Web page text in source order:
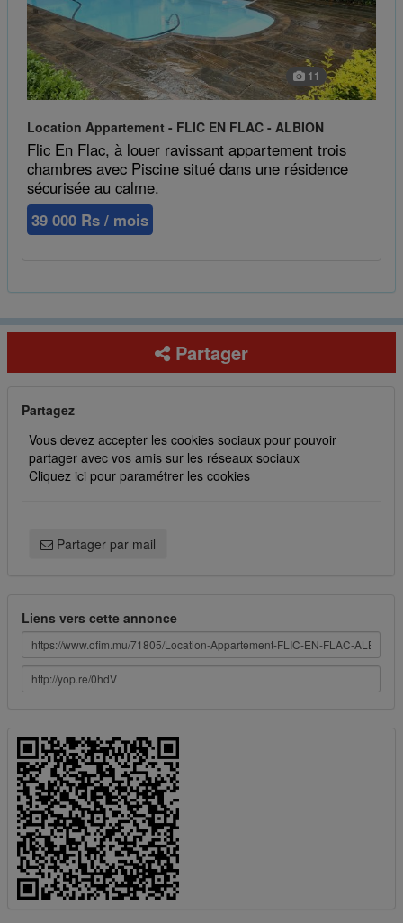
11
Location Appartement - FLIC EN FLAC - ALBION
Flic En Flac, à louer ravissant appartement trois
chambres avec Piscine situé dans une résidence
sécurisée au calme.
39 000 Rs / mois
Partager
Partagez
Vous devez accepter les cookies sociaux pour pouvoir
partager avec vos amis sur les réseaux sociaux
Cliquez ici pour paramétrer les cookies
Partager par mail
Liens vers cette annonce